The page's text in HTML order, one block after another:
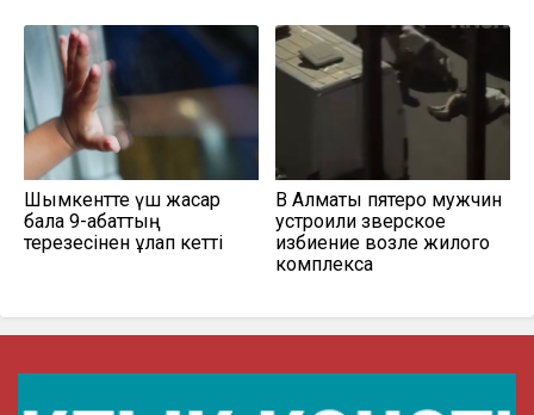
Шымкентте үш жасар
бала 9-қабаттың
терезесінен құлап кетті
В Алматы пятеро мужчин
устроили зверское
избиение возле жилого
комплекса